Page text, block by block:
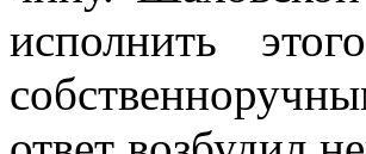
исполнить